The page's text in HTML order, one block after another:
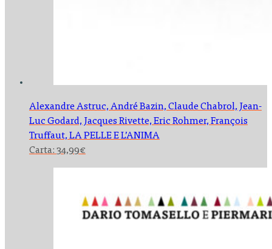
Alexandre Astruc, André Bazin, Claude Chabrol, Jean-
Luc Godard, Jacques Rivette, Eric Rohmer, François
Truffaut,LA PELLE E L’ANIMA
Carta: 34,99€